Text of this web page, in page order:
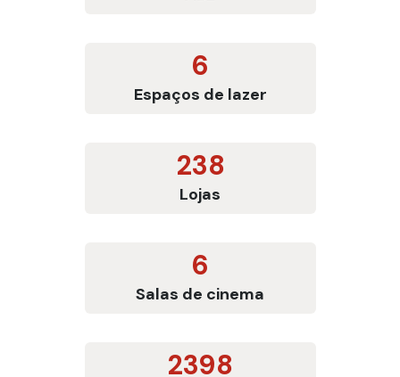
6
Espaços de lazer
238
Lojas
6
Salas de cinema
2398